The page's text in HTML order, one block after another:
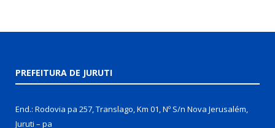
PREFEITURA DE JURUTI
End.: Rodovia pa 257, Translago, Km 01, Nº S/n Nova Jerusalém,
Juruti – pa